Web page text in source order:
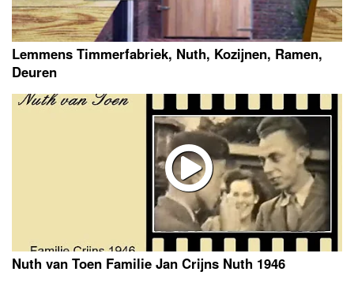
Lemmens Timmerfabriek, Nuth, Kozijnen, Ramen,
Deuren
Nuth van Toen Familie Jan Crijns Nuth 1946